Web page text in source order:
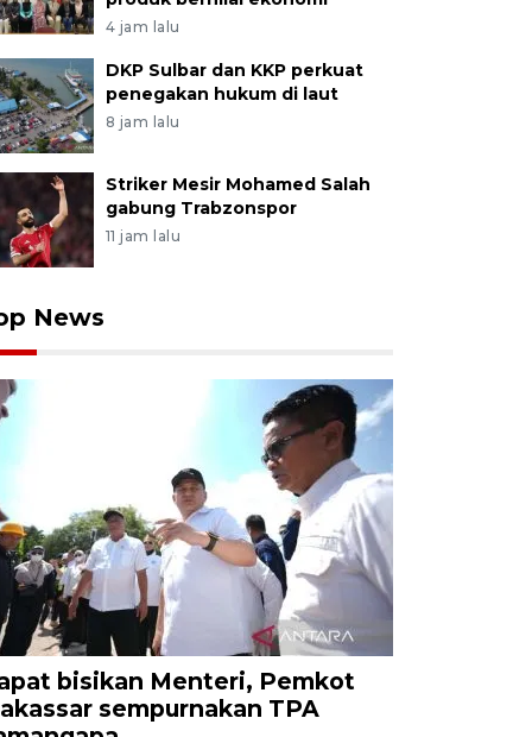
4 jam lalu
DKP Sulbar dan KKP perkuat
penegakan hukum di laut
8 jam lalu
Striker Mesir Mohamed Salah
gabung Trabzonspor
11 jam lalu
News
bisikan Menteri, Pemkot
sempurnakan TPA